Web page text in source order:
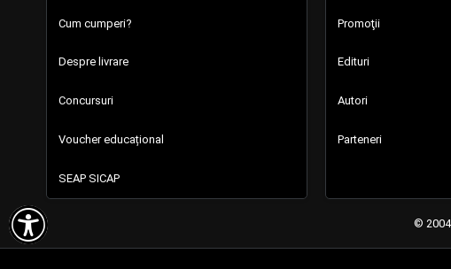

Cum cumperi?
Despre livrare
Concursuri
Voucher educațional
SEAP SICAP
Promoţii
Edituri
Autori
Parteneri
©